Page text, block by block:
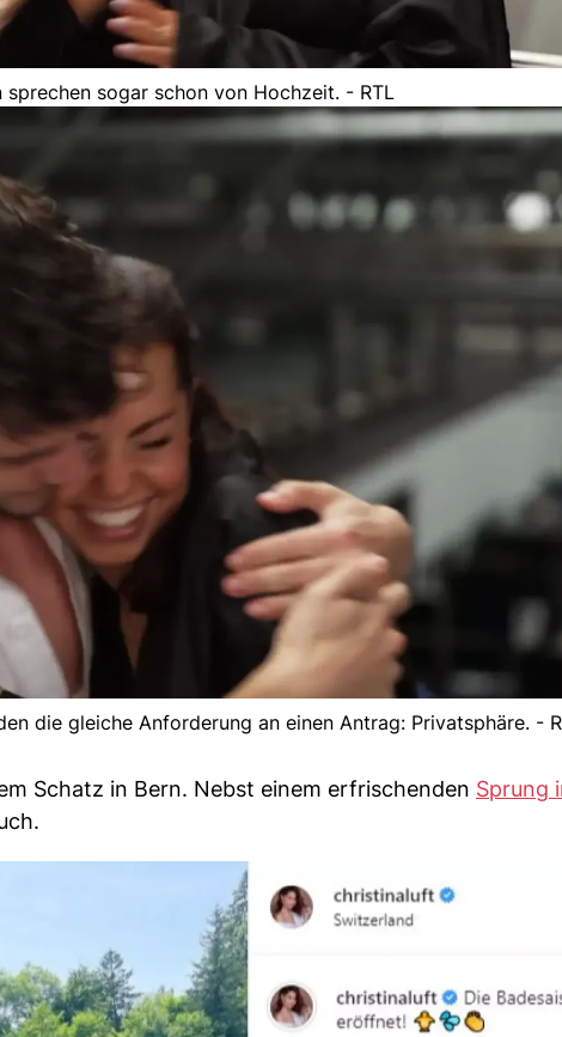
sprechen sogar schon von Hochzeit. - RTL
die gleiche Anforderung an einen Antrag: Privatsphäre. -
Schatz in Bern. Nebst einem erfrischenden Sprung